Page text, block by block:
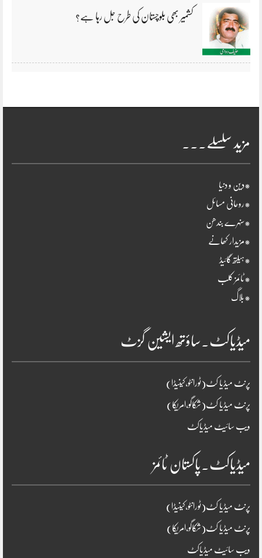
کشمیر بھی بلوچستان کی طرح جل رہا ہے؟
مزید سلسلے۔۔۔
*دین و دنیا
*روحانی مسائل
*سنہرے بندھن
*مزیدار کھانے
*ہیلتھ گائیڈ
*ٹائمز کلب
*بلاگ
میڈیاکٹ۔ساؤتھ ایشین گزٹ
پرنٹ میڈیا کٹ(ٹورانٹو،کینیڈا)
پرنٹ میڈیا کٹ(شکاگو،امریکا)
ویب سائیٹ میڈیاکٹ
میڈیاکٹ۔پاکستان ٹائمز
پرنٹ میڈیا کٹ(ٹورانٹو،کینیڈا)
پرنٹ میڈیا کٹ(شکاگو،امریکا)
ویب سائیٹ میڈیاکٹ